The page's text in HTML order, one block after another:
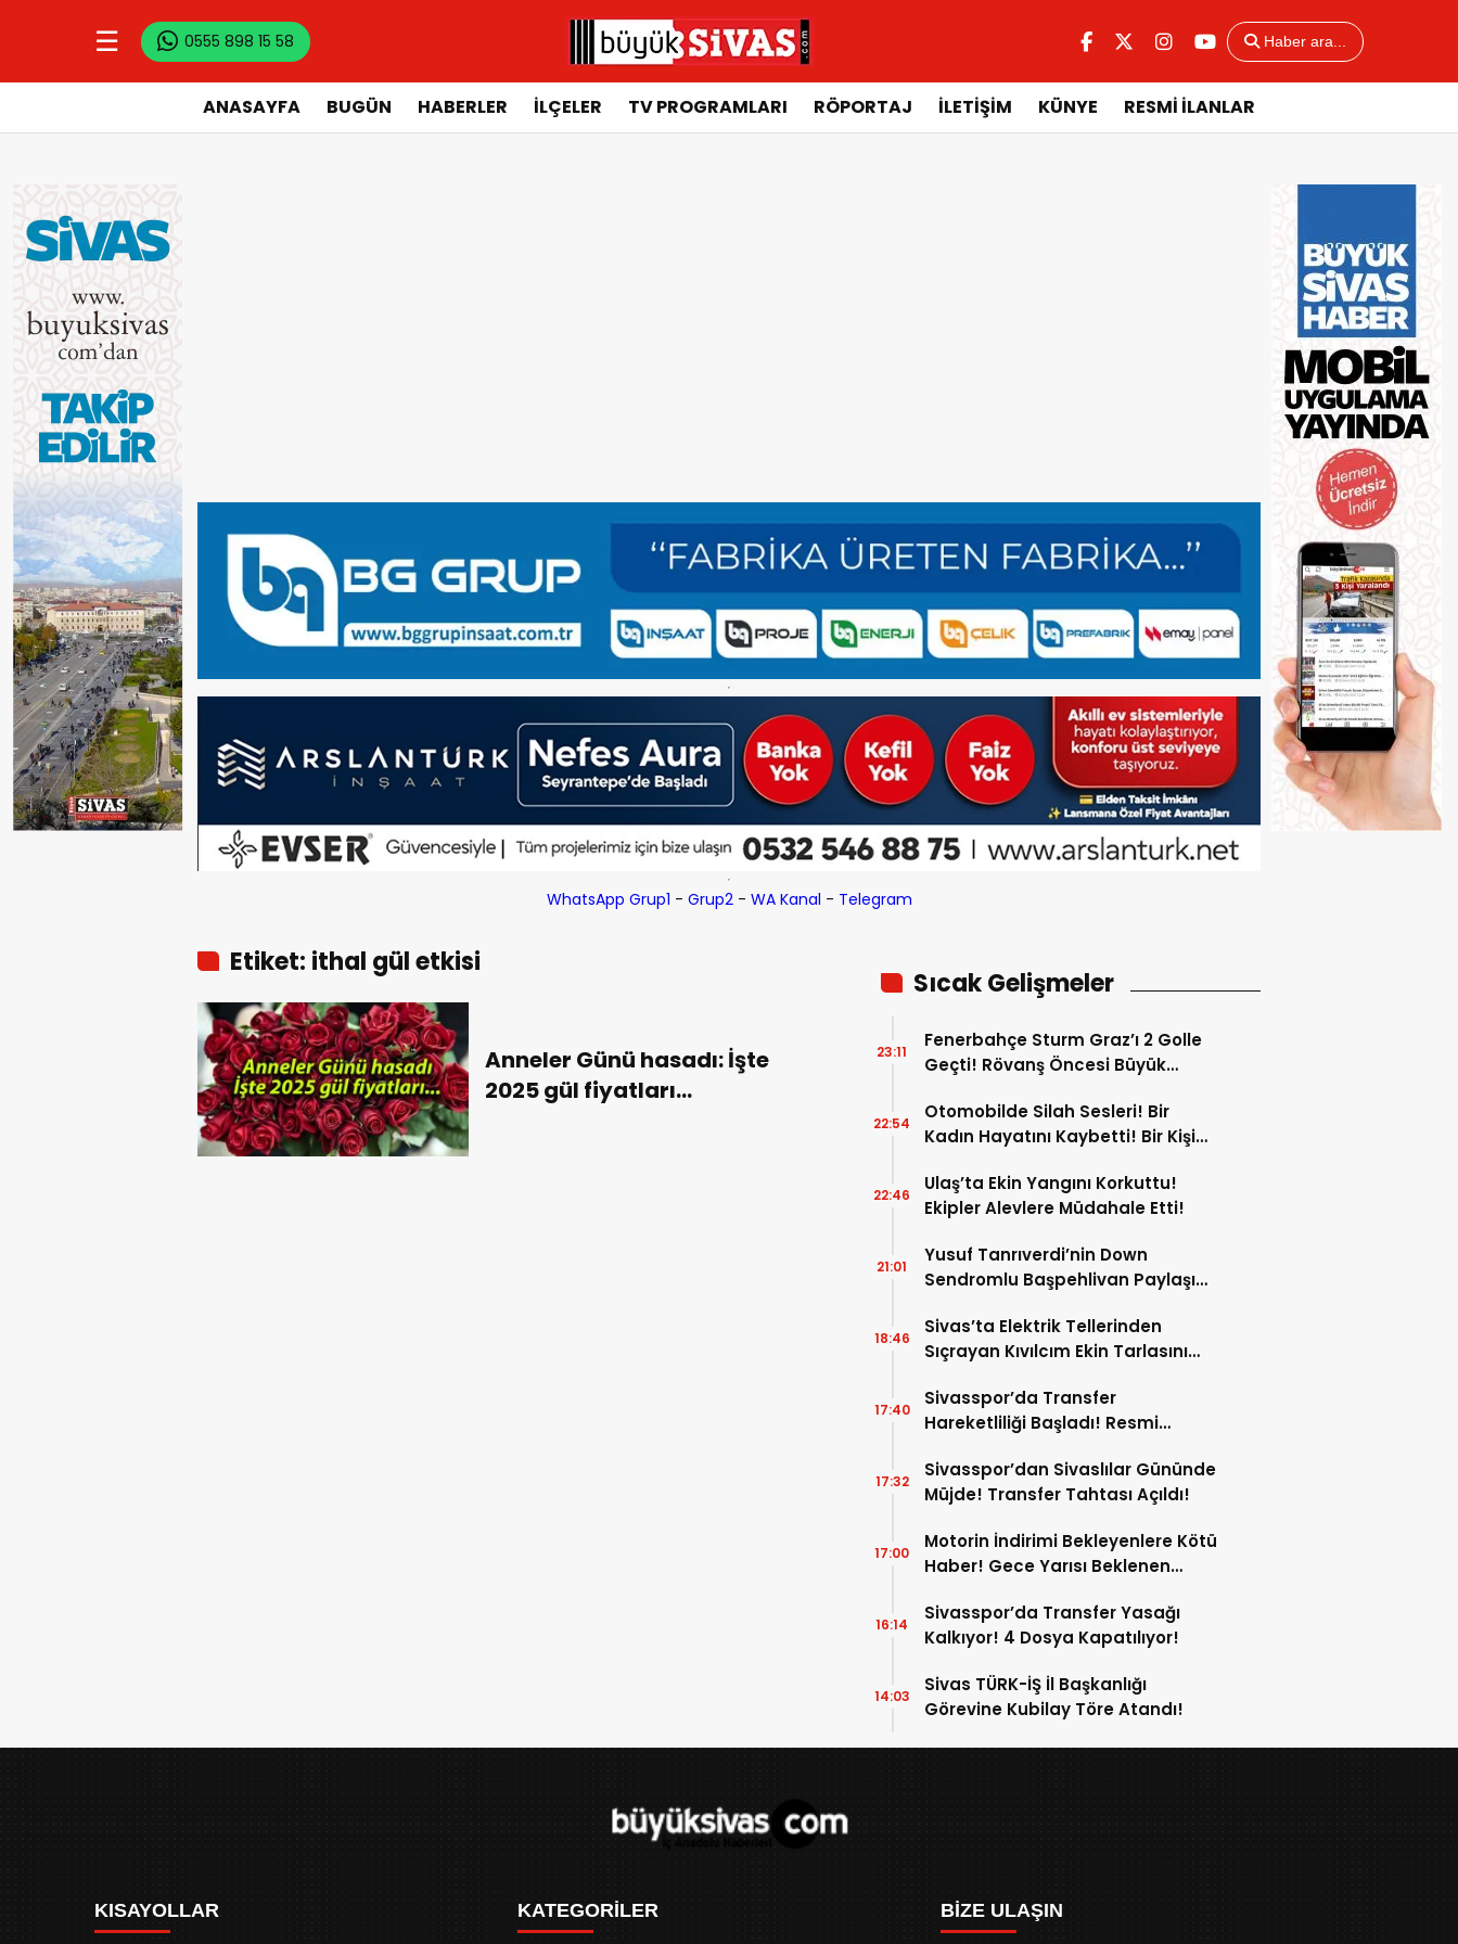
☰ 0555 898 15 58 Haber ara...
ANASAYFA BUGÜN HABERLER İLÇELER TV PROGRAMLARI RÖPORTAJ İLETİŞİM KÜNYE RESMİ İLANLAR
WhatsApp Grup1 - Grup2- WA Kanal - Telegram
Etiket: ithal gül etkisi
Anneler Günü hasadı: İşte
2025 gül fiyatları…
Sıcak Gelişmeler
Fenerbahçe Sturm Graz’ı 2 Golle
Geçti! Rövanş Öncesi Büyük
23:11
Otomobilde Silah Sesleri! Bir
Kadın Hayatını Kaybetti! Bir Kişi
22:54
Ulaş’ta Ekin Yangını Korkuttu!
Ekipler Alevlere Müdahale Etti!
22:46
Yusuf Tanrıverdi’nin Down
Sendromlu Başpehlivan Paylaşımı
21:01
Sivas’ta Elektrik Tellerinden
Sıçrayan Kıvılcım Ekin Tarlasını
18:46
Sivasspor’da Transfer
Hareketliliği Başladı! Resmi
17:40
Sivasspor’dan Sivaslılar Gününde
Müjde! Transfer Tahtası Açıldı!
17:32
Motorin İndirimi Bekleyenlere Kötü
Haber! Gece Yarısı Beklenen
17:00
Sivasspor’da Transfer Yasağı
Kalkıyor! 4 Dosya Kapatılıyor!
16:14
Sivas TÜRK-İŞ İl Başkanlığı
Görevine Kubilay Töre Atandı!
14:03
KISAYOLLAR KATEGORİLER BİZE ULAŞIN